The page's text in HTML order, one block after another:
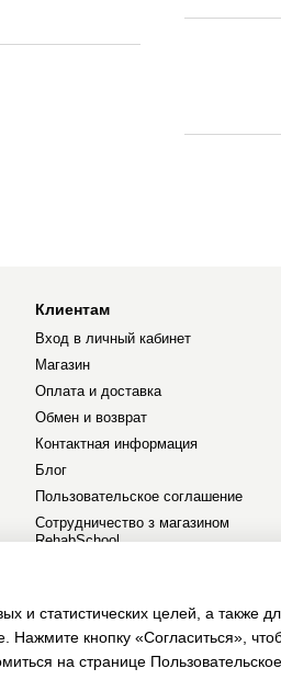
Клиентам
Вход в личный кабинет
Магазин
Оплата и доставка
Обмен и возврат
Контактная информация
Блог
Пользовательское соглашение
Сотрудничество з магазином
RehabSchool
и статистических целей, а также
Нажмите кнопку «Согласиться»,
на странице